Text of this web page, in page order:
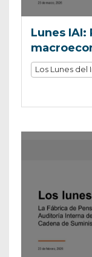
Lunes
Los Lunes del